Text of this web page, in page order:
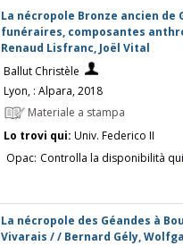
La nécropole Bronze ancien
funéraires, composantes
Renaud Lisfranc, Joël Vital
Ballut Christèle
Lyon, : Alpara, 2018
Materiale a stampa
Lo trovi qui: Univ. Federico II
Opac: Controlla la disponibilità qui
La nécropole des Géandes à
Vivarais / / Bernard Gély,